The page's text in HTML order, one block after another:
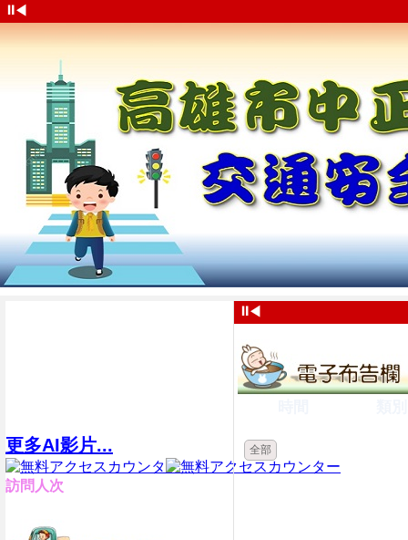
⏸◀
更多AI影片...
訪問人次
⏸◀
全部